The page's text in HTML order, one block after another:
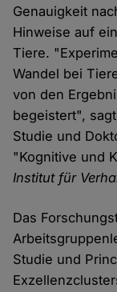
Genauigkeit
Hinweise auf
Tiere.
Wandel bei
von den
begeistert",
Studie und
"Kognitive und
Institut für
Das
Studie und